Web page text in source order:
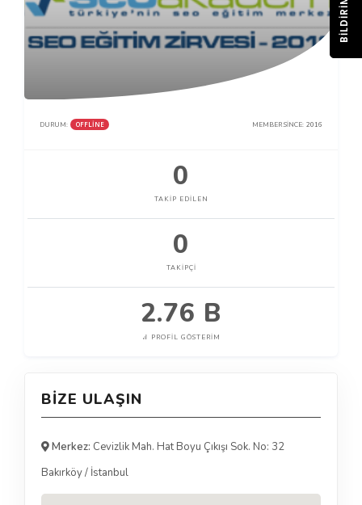
DURUM: OFFLINE MEMBER SINCE: 2016
0
TAKIP EDILEN
0
TAKIPÇI
2.76 B
PROFIL GÖSTERIM
BIZE ULAŞIN
Merkez: Cevizlik Mah. Hat Boyu Çıkışı Sok. No: 32
Bakırköy/ İstanbul
BILDIRIM